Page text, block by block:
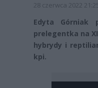
28 czerwca 2022
Edyta Górniak
prelegentka na
hybrydy i
kpi.